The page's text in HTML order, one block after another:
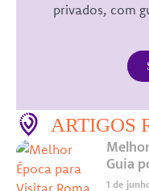
privados, com
ARTIGOS
Guia
1 de